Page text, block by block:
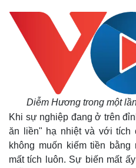
Diễm Hương trong một
Khi sự nghiệp đang ở trên
ăn liền" hạ nhiệt và với tích
không muốn kiếm tiền
mất tích luôn. Sự biến mất